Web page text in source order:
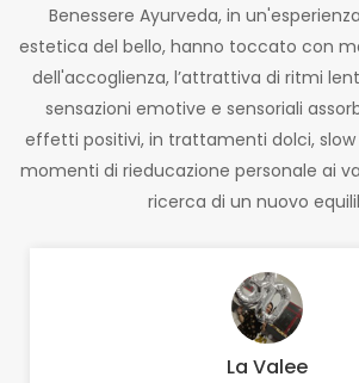
Benessere Ayurveda, in
estetica del bello, hanno toccato con
dell'accoglienza, l’attrattiva di ritmi
sensazioni emotive e sensoriali
effetti positivi, in trattamenti dolci, slow
momenti di rieducazione personale ai
ricerca di un nuovo
La Valee